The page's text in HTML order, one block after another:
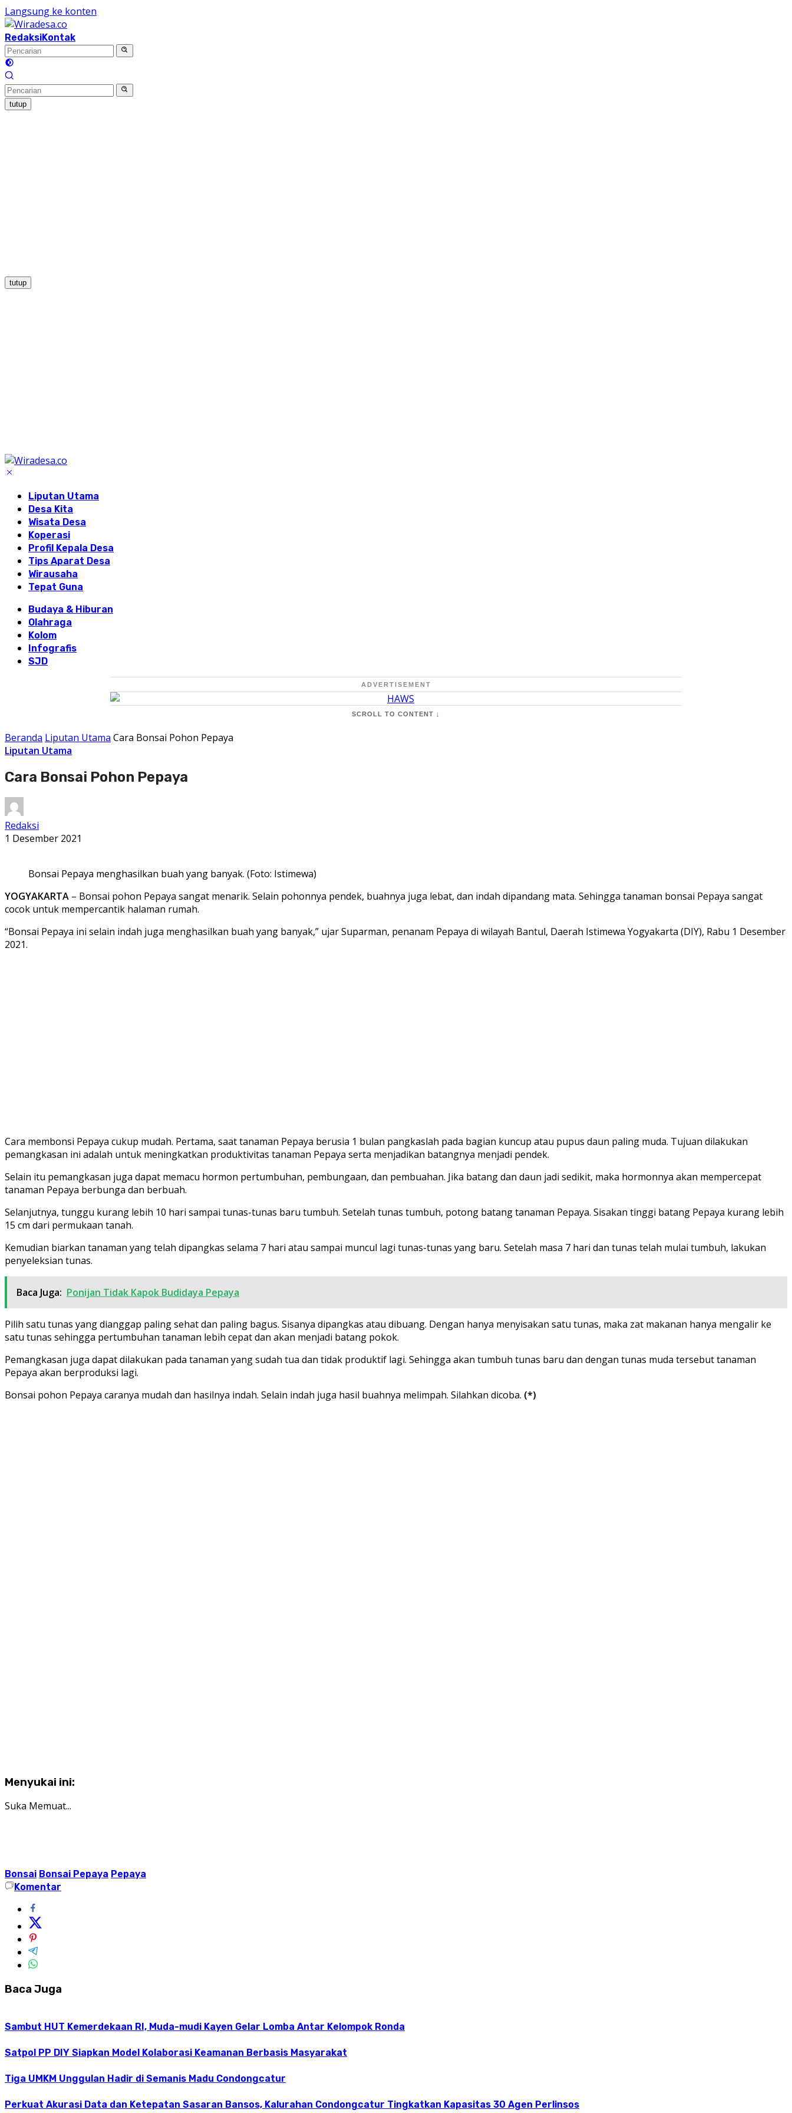
Langsung ke konten
RedaksiKontak
tutup
tutup
Liputan Utama
Desa Kita
Wisata Desa
Koperasi
Profil Kepala Desa
Tips Aparat Desa
Wirausaha
Tepat Guna
Budaya & Hiburan
Olahraga
Kolom
Infografis
SJD
ADVERTISEMENT
SCROLL TO CONTENT ↓
Beranda Liputan Utama Cara Bonsai Pohon Pepaya
Liputan Utama
Cara Bonsai Pohon Pepaya
Redaksi
1 Desember 2021
Bonsai Pepaya menghasilkan buah yang banyak. (Foto: Istimewa)
YOGYAKARTA – Bonsai pohon Pepaya sangat menarik. Selain pohonnya pendek, buahnya juga lebat, dan indah dipandang mata. Sehingga tanaman bonsai Pepaya sangat
cocok untuk mempercantik halaman rumah.
“Bonsai Pepaya ini selain indah juga menghasilkan buah yang banyak,” ujar Suparman, penanam Pepaya di wilayah Bantul, Daerah Istimewa Yogyakarta (DIY), Rabu 1 Desember
2021.
Cara membonsi Pepaya cukup mudah. Pertama, saat tanaman Pepaya berusia 1 bulan pangkaslah pada bagian kuncup atau pupus daun paling muda. Tujuan dilakukan
pemangkasan ini adalah untuk meningkatkan produktivitas tanaman Pepaya serta menjadikan batangnya menjadi pendek.
Selain itu pemangkasan juga dapat memacu hormon pertumbuhan, pembungaan, dan pembuahan. Jika batang dan daun jadi sedikit, maka hormonnya akan mempercepat
tanaman Pepaya berbunga dan berbuah.
Selanjutnya, tunggu kurang lebih 10 hari sampai tunas-tunas baru tumbuh. Setelah tunas tumbuh, potong batang tanaman Pepaya. Sisakan tinggi batang Pepaya kurang lebih
15 cm dari permukaan tanah.
Kemudian biarkan tanaman yang telah dipangkas selama 7 hari atau sampai muncul lagi tunas-tunas yang baru. Setelah masa 7 hari dan tunas telah mulai tumbuh, lakukan
penyeleksian tunas.
Baca Juga: Ponijan Tidak Kapok Budidaya Pepaya
Pilih satu tunas yang dianggap paling sehat dan paling bagus. Sisanya dipangkas atau dibuang. Dengan hanya menyisakan satu tunas, maka zat makanan hanya mengalir ke
satu tunas sehingga pertumbuhan tanaman lebih cepat dan akan menjadi batang pokok.
Pemangkasan juga dapat dilakukan pada tanaman yang sudah tua dan tidak produktif lagi. Sehingga akan tumbuh tunas baru dan dengan tunas muda tersebut tanaman
Pepaya akan berproduksi lagi.
Bonsai pohon Pepaya caranya mudah dan hasilnya indah. Selain indah juga hasil buahnya melimpah. Silahkan dicoba. (*)
Menyukai ini:
Suka Memuat...
Bonsai Bonsai Pepaya Pepaya
Komentar
Baca Juga
Sambut HUT Kemerdekaan RI, Muda-mudi Kayen Gelar Lomba Antar Kelompok Ronda
Satpol PP DIY Siapkan Model Kolaborasi Keamanan Berbasis Masyarakat
Tiga UMKM Unggulan Hadir di Semanis Madu Condongcatur
Perkuat Akurasi Data dan Ketepatan Sasaran Bansos, Kalurahan Condongcatur Tingkatkan Kapasitas 30 Agen Perlinsos